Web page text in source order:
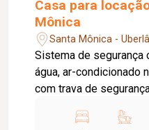
Casa para
Mônica
Santa Mônica -
Sistema de segurança
água, ar-condicionado
com trava de
sala ampla, jardim de